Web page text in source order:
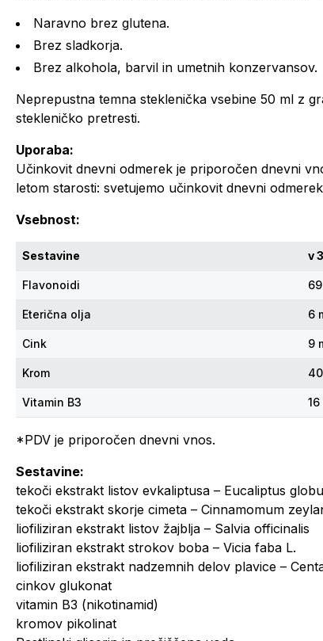
Naravno brez glutena.
Brez sladkorja.
Brez alkohola, barvil in umetnih konzervansov.
Neprepustna temna steklenička vsebine 50 ml z
stekleničko pretresti.
Uporaba:
Učinkovit dnevni odmerek je priporočen dnevni
letom starosti: svetujemo učinkovit dnevni
Vsebnost:
Sestavine v
Flavonoidi
Eterična olja 6
Cink 9
Krom
Vitamin B3 16
*PDV je priporočen dnevni vnos.
Sestavine:
tekoči ekstrakt listov evkaliptusa – Eucaliptus
tekoči ekstrakt skorje cimeta – Cinnamomum
liofiliziran ekstrakt listov žajblja – Salvia officinalis
liofiliziran ekstrakt strokov boba – Vicia faba L.
liofiliziran ekstrakt nadzemnih delov plavice –
cinkov glukonat
vitamin B3 (nikotinamid)
kromov pikolinat